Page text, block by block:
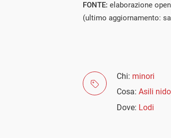
FONTE: elaborazione
(ultimo aggiornamento:
Chi: minori
Cosa: Asili nido
Dove: Lodi